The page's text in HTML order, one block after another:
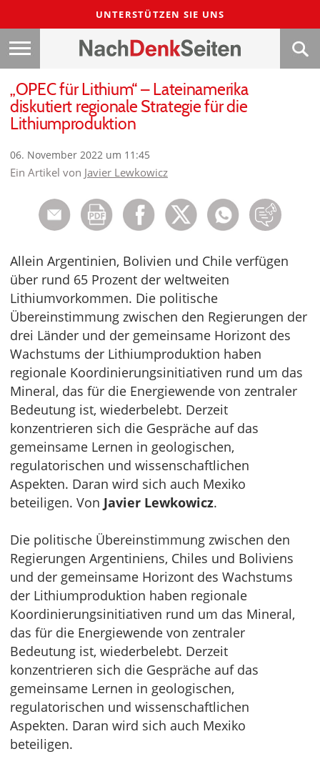
UNTERSTÜTZEN SIE UNS
„OPEC für Lithium“ – Lateinamerika
diskutiert regionale Strategie für die
Lithiumproduktion
06. November 2022 um 11:45
Ein Artikel von Javier Lewkowicz
Allein Argentinien, Bolivien und Chile verfügen
über rund 65 Prozent der weltweiten
Lithiumvorkommen. Die politische
Übereinstimmung zwischen den Regierungen der
drei Länder und der gemeinsame Horizont des
Wachstums der Lithiumproduktion haben
regionale Koordinierungsinitiativen rund um das
Mineral, das für die Energiewende von zentraler
Bedeutung ist, wiederbelebt. Derzeit
konzentrieren sich die Gespräche auf das
gemeinsame Lernen in geologischen,
regulatorischen und wissenschaftlichen
Aspekten. Daran wird sich auch Mexiko
beteiligen. Von Javier Lewkowicz.
Die politische Übereinstimmung zwischen den
Regierungen Argentiniens, Chiles und Boliviens
und der gemeinsame Horizont des Wachstums
der Lithiumproduktion haben regionale
Koordinierungsinitiativen rund um das Mineral,
das für die Energiewende von zentraler
Bedeutung ist, wiederbelebt. Derzeit
konzentrieren sich die Gespräche auf das
gemeinsame Lernen in geologischen,
regulatorischen und wissenschaftlichen
Aspekten. Daran wird sich auch Mexiko
beteiligen.